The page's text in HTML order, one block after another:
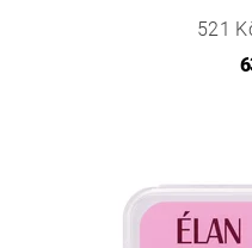
521